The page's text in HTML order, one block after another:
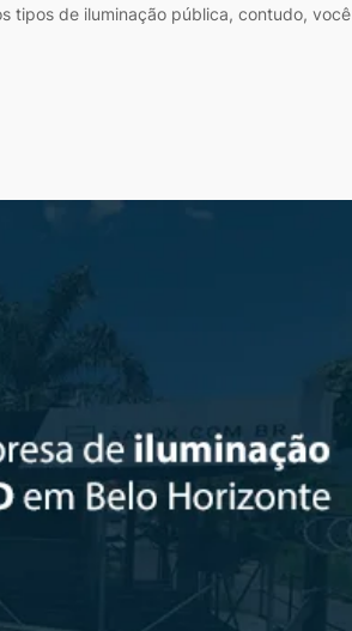
tipos de iluminação pública, contudo, você